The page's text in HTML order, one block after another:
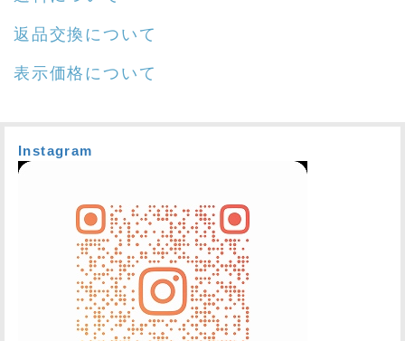
返品交換について
表示価格について
Instagram